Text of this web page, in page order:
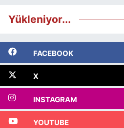
Yükleniyor...
FACEBOOK
X
INSTAGRAM
YOUTUBE